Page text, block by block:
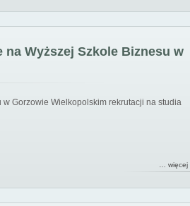
Wyższej Szkole Biznesu w
Gorzowie Wielkopolskim rekrutacji na studia
… więcej